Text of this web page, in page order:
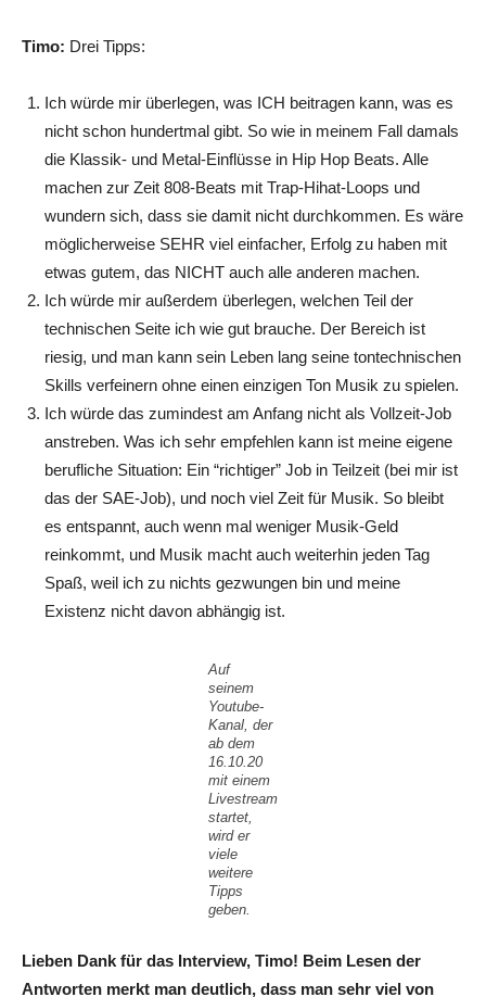
Timo: Drei Tipps:
Ich würde mir überlegen, was ICH beitragen kann, was es
nicht schon hundertmal gibt. So wie in meinem Fall damals
die Klassik- und Metal-Einflüsse in Hip Hop Beats. Alle
machen zur Zeit 808-Beats mit Trap-Hihat-Loops und
wundern sich, dass sie damit nicht durchkommen. Es wäre
möglicherweise SEHR viel einfacher, Erfolg zu haben mit
etwas gutem, das NICHT auch alle anderen machen.
Ich würde mir außerdem überlegen, welchen Teil der
technischen Seite ich wie gut brauche. Der Bereich ist
riesig, und man kann sein Leben lang seine tontechnischen
Skills verfeinern ohne einen einzigen Ton Musik zu spielen.
Ich würde das zumindest am Anfang nicht als Vollzeit-Job
anstreben. Was ich sehr empfehlen kann ist meine eigene
berufliche Situation: Ein “richtiger” Job in Teilzeit (bei mir ist
das der SAE-Job), und noch viel Zeit für Musik. So bleibt
es entspannt, auch wenn mal weniger Musik-Geld
reinkommt, und Musik macht auch weiterhin jeden Tag
Spaß, weil ich zu nichts gezwungen bin und meine
Existenz nicht davon abhängig ist.
Auf
seinem
Youtube-
Kanal, der
ab dem
16.10.20
mit einem
Livestream
startet,
wird er
viele
weitere
Tipps
geben.
Lieben Dank für das Interview, Timo! Beim Lesen der
Antworten merkt man deutlich, dass man sehr viel von